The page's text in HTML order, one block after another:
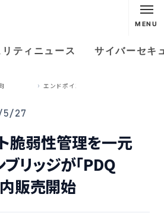
MENU
ティニュース サイバーセキ
5/27
脆弱性管理を一元
リッジが「PDQ
販売開始